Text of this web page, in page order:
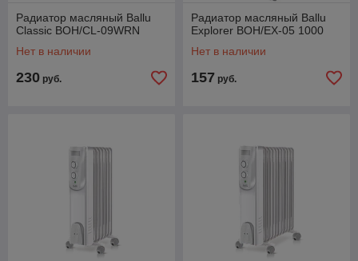
Радиатор масляный Ballu
Classic BOH/CL-09WRN
Нет в наличии
230 руб.
Радиатор масляный Ballu
Explorer BOH/EX-05 1000
Нет в наличии
157 руб.